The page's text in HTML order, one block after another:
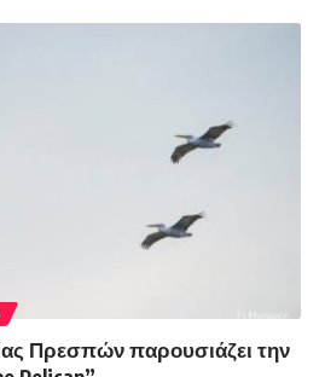
Πρεσπών παρουσιάζει την